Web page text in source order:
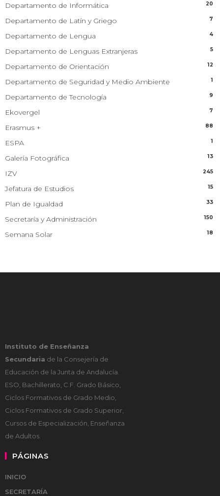
Departamento de Informática 20
Departamento de Latín y Griego 7
Departamento de Lengua 4
Departamento de Lenguas Extranjeras 5
Departamento de Orientación 12
Departamento de Seguridad y Medio Ambiente 1
Departamento de Tecnología 9
Ekovergel 7
Erasmus + 88
ESPA 1
Galería Fotográfica 13
IZV 245
Jefatura de Estudios 15
Plan de Igualdad 33
Secretaría y Administración 150
Semana Solar 18
Instituto de Enseñanza
Secundaria de la Consejería de
Educación de la Junta de Andalucía.
ESO, Bachillerato, C.F. Grado Básico,
Ciclos Formativos de Grado Medio,
Ciclos Formativos de Grado Superior,
Cursos de Especialización, Enseñanza
de Adultos.
PÁGINAS
INICIO
SECRETARÍA